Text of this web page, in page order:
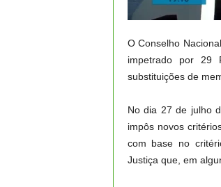
O Conselho
impetrado por 29
substituições de
No dia 27 de julho
impôs novos
com base no
Justiça que, em